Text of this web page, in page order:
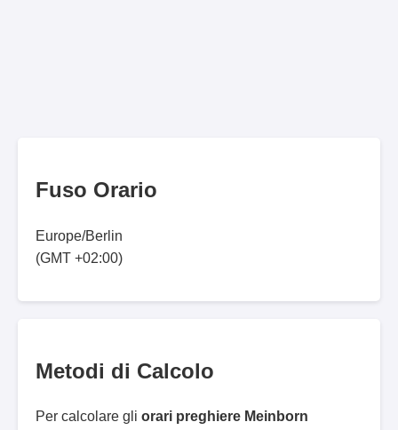
Fuso Orario
Europe/Berlin
(GMT +02:00)
Metodi di Calcolo
Per calcolare gli orari preghiere Meinborn